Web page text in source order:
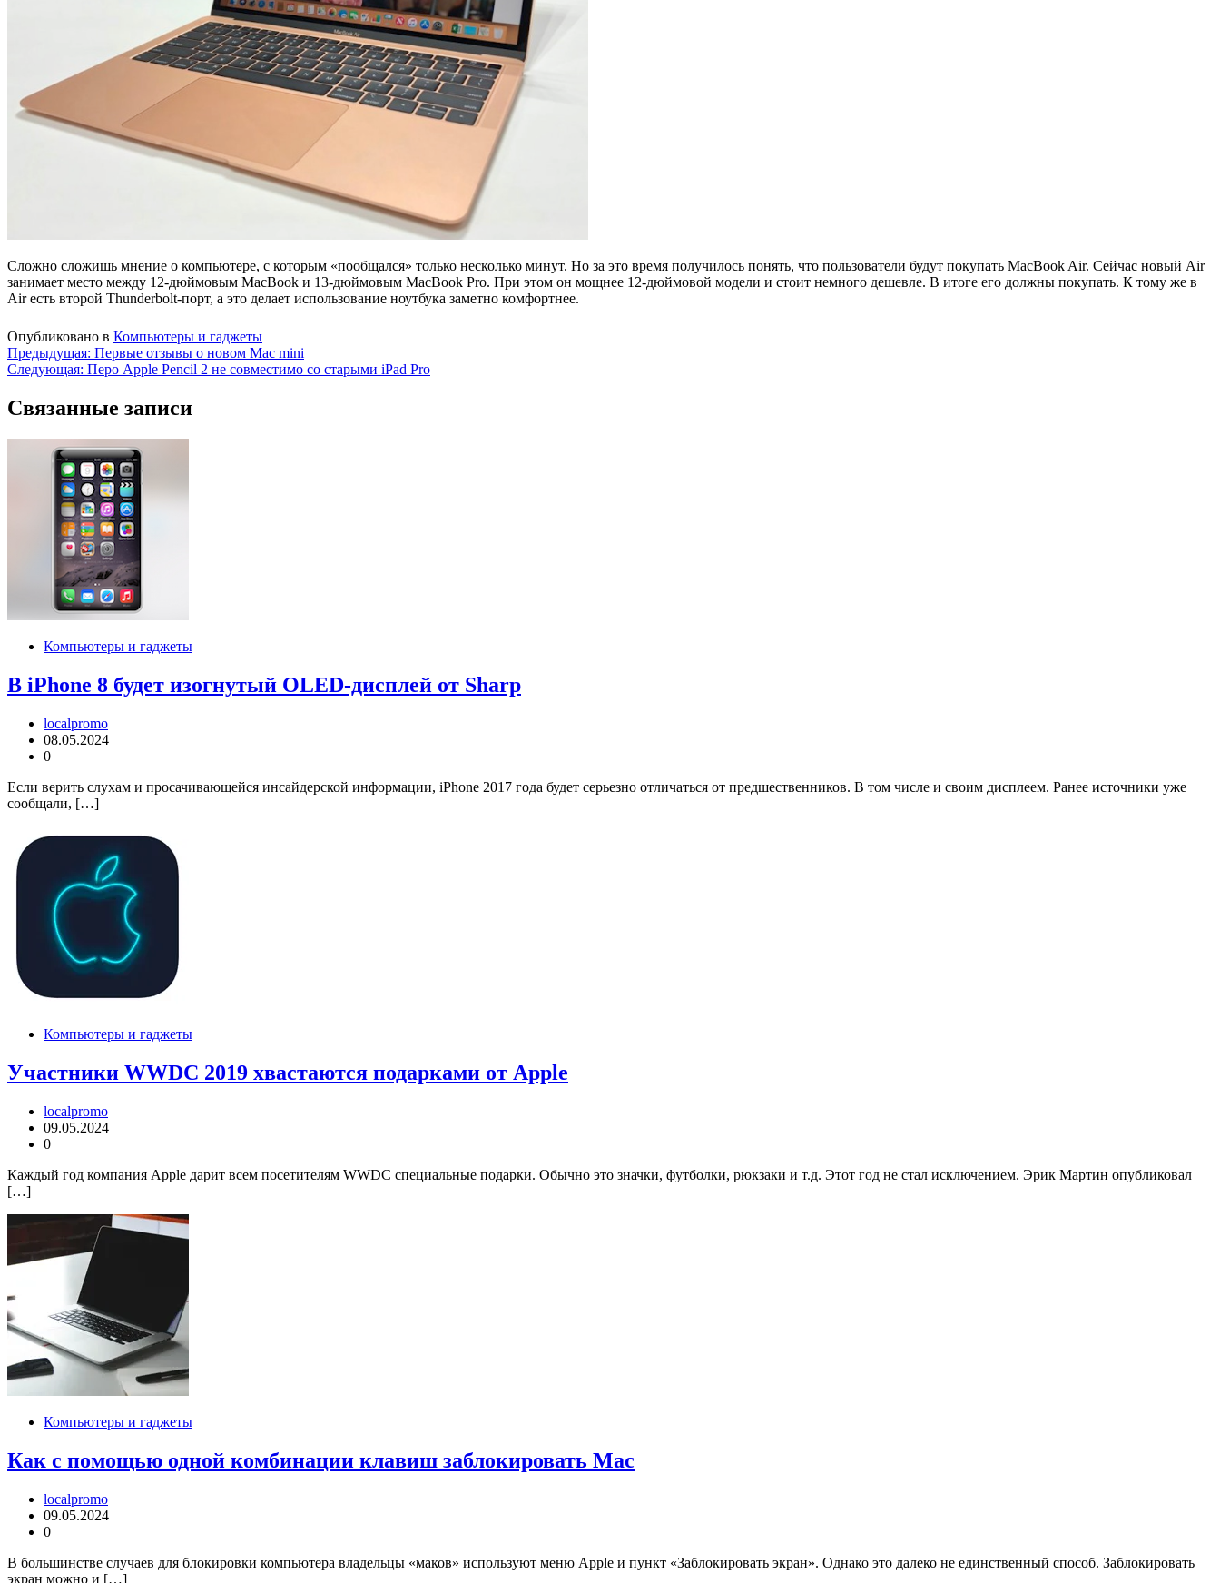
Сложно сложишь мнение о компьютере, с которым «пообщался» только несколько минут. Но за это время получилось понять, что пользователи будут покупать MacBook Air. Сейчас новый Air
занимает место между 12-дюймовым MacBook и 13-дюймовым MacBook Pro. При этом он мощнее 12-дюймовой модели и стоит немного дешевле. В итоге его должны покупать. К тому же в
Air есть второй Thunderbolt-порт, а это делает использование ноутбука заметно комфортнее.
Опубликовано в Компьютеры и гаджеты
Навигация
по
записям
Предыдущая: Первые отзывы о новом Mac mini
Следующая: Перо Apple Pencil 2 не совместимо со старыми iPad Pro
Связанные записи
Компьютеры и гаджеты
В iPhone 8 будет изогнутый OLED-дисплей от Sharp
localpromo
08.05.2024
0
Если верить слухам и просачивающейся инсайдерской информации, iPhone 2017 года будет серьезно отличаться от предшественников. В том числе и своим дисплеем. Ранее источники уже
сообщали, […]
Компьютеры и гаджеты
Участники WWDC 2019 хвастаются подарками от Apple
localpromo
09.05.2024
0
Каждый год компания Apple дарит всем посетителям WWDC специальные подарки. Обычно это значки, футболки, рюкзаки и т.д. Этот год не стал исключением. Эрик Мартин опубликовал
[…]
Компьютеры и гаджеты
Как с помощью одной комбинации клавиш заблокировать Mac
localpromo
09.05.2024
0
В большинстве случаев для блокировки компьютера владельцы «маков» используют меню Apple и пункт «Заблокировать экран». Однако это далеко не единственный способ. Заблокировать
экран можно и […]